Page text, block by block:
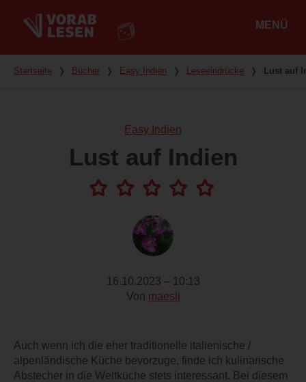
MENÜ
Du bist hier
Startseite ❭ Bücher ❭ Easy Indien ❭ Leseeindrücke ❭ Lust auf
Easy Indien
Lust auf Indien
16.10.2023 – 10:13
Von maesli
Auch wenn ich die eher traditionelle italienische /
alpenländische Küche bevorzuge, finde ich kulinarische
Abstecher in die Weltküche stets interessant. Bei diesem